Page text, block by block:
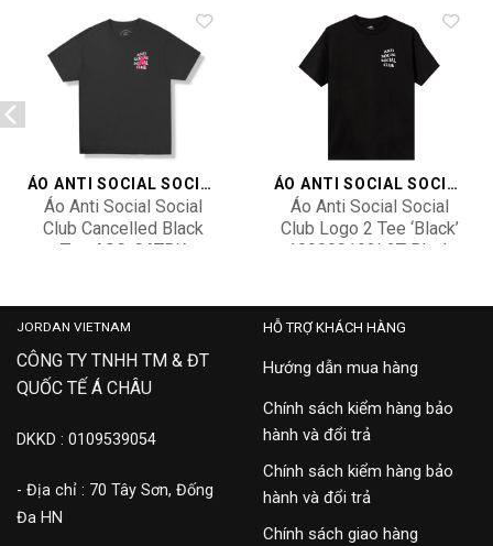
Add to
ÁO ANTI SOCIAL SOCIAL CLUB
Áo Anti Social Social
Club Cancelled Black
Tee ASC-CATBK
Add to
ÁO ANTI SOCIAL SOCIAL CLUB
Áo Anti Social Social
Club Logo 2 Tee ‘Black’
100000103L2T-Black
JORDAN VIETNAM
CÔNG TY TNHH TM & ĐT
QUỐC TẾ Á CHÂU
DKKD : 0109539054
- Địa chỉ : 70 Tây Sơn, Đống
Đa HN
HỖ TRỢ KHÁCH HÀNG
Hướng dẫn mua hàng
Chính sách kiểm hàng bảo
hành và đổi trả
Chính sách kiểm hàng bảo
hành và đổi trả
Chính sách giao hàng